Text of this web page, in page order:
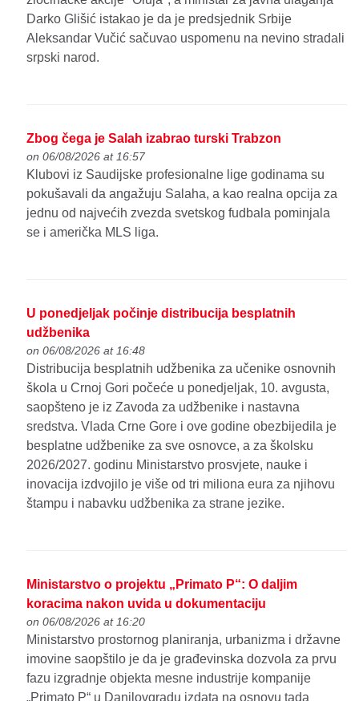
Darko Glišić istakao je da je predsjednik Srbije
Aleksandar Vučić sačuvao uspomenu na nevino stradali
srpski narod.
Zbog čega je Salah izabrao turski Trabzon
on 06/08/2026 at 16:57
Klubovi iz Saudijske profesionalne lige godinama su
pokušavali da angažuju Salaha, a kao realna opcija za
jednu od najvećih zvezda svetskog fudbala pominjala
se i američka MLS liga.
U ponedjeljak počinje distribucija besplatnih
udžbenika
on 06/08/2026 at 16:48
Distribucija besplatnih udžbenika za učenike osnovnih
škola u Crnoj Gori počeće u ponedjeljak, 10. avgusta,
saopšteno je iz Zavoda za udžbenike i nastavna
sredstva. Vlada Crne Gore i ove godine obezbijedila je
besplatne udžbenike za sve osnovce, a za školsku
2026/2027. godinu Ministarstvo prosvjete, nauke i
inovacija izdvojilo je više od tri miliona eura za njihovu
štampu i nabavku udžbenika za strane jezike.
Ministarstvo o projektu „Primato P“: O daljim
koracima nakon uvida u dokumentaciju
on 06/08/2026 at 16:20
Ministarstvo prostornog planiranja, urbanizma i državne
imovine saopštilo je da je građevinska dozvola za prvu
fazu izgradnje objekta mesne industrije kompanije
„Primato P“ u Danilovgradu izdata na osnovu tada